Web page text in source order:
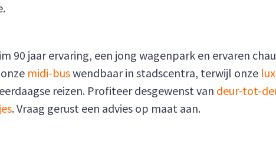
90 jaar ervaring, een jong wagenpark en ervaren
midi-buswendbaar in stadscentra, terwijl onze
reizen. Profiteer desgewenst van deur-tot-
. Vraag gerust een advies op maat aan.